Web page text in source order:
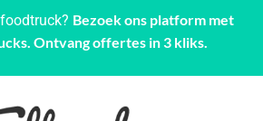
Bezoek ons platform met
Ontvang offertes in 3 kliks.